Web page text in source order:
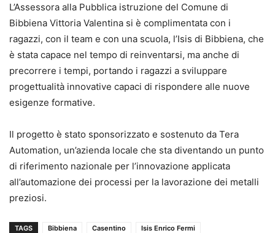
L’Assessora alla Pubblica istruzione del Comune di
Bibbiena Vittoria Valentina si è complimentata con i
ragazzi, con il team e con una scuola, l’Isis di Bibbiena, che
è stata capace nel tempo di reinventarsi, ma anche di
precorrere i tempi, portando i ragazzi a sviluppare
progettualità innovative capaci di rispondere alle nuove
esigenze formative.
Il progetto è stato sponsorizzato e sostenuto da Tera
Automation, un’azienda locale che sta diventando un punto
di riferimento nazionale per l’innovazione applicata
all’automazione dei processi per la lavorazione dei metalli
preziosi.
TAGS Bibbiena Casentino Isis Enrico Fermi